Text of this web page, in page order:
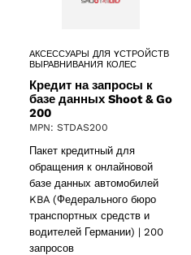
АКСЕССУАРЫ ДЛЯ YСТРОЙСТВ
ВЫРАВНИВАНИЯ КОЛЕС
Кредит на запросы к
базе данных Shoot & Go
200
MPN: STDAS200
Пакет кредитный для
обращения к онлайновой
базе данных автомобилей
KBA (Федерального бюро
транспортных средств и
водителей Германии) | 200
запросов